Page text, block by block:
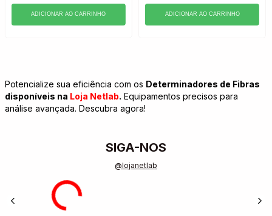
ADICIONAR AO CARRINHO ADICIONAR AO CARRINHO
Potencialize sua eficiência com os Determinadores de Fibras
disponíveis na Loja Netlab. Equipamentos precisos para
análise avançada. Descubra agora!
SIGA-NOS
@lojanetlab